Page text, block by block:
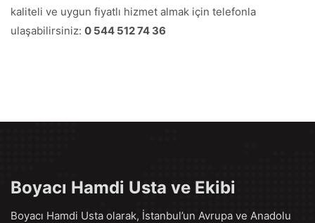
kaliteli ve uygun fiyatlı hizmet almak için telefonla
ulaşabilirsiniz: 0 544 512 74 36
Boyacı Hamdi Usta ve Ekibi
Boyacı Hamdi Usta olarak, İstanbul’un Avrupa ve Anadolu